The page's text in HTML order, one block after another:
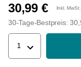
30,99 € Inkl. MwSt.
30-Tage-Bestpreis:
1